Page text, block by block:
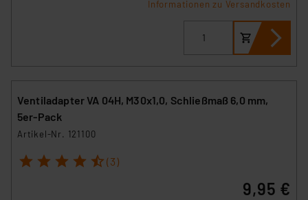
Informationen zu Versandkosten
Ventiladapter VA 04H, M30x1,0, Schließmaß 6,0 mm,
5er-Pack
Artikel-Nr. 121100
1 2 3 4 5 (3)
9,95 €